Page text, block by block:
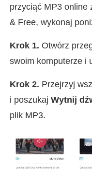
przyciąć MP3 online
& Free, wykonaj
Krok 1. Otwórz
swoim komputerze i
Krok 2. Przejrzyj
i poszukaj Wytnij
plik MP3.